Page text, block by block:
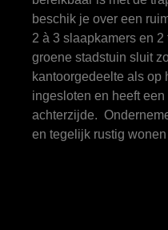
beschik je over een
2 à 3 slaapkamers en
groene stadstuin sluit
kantoorgedeelte als op
ingesloten en heeft
achterzijde.
en tegelijk rustig